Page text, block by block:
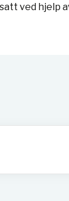
ved hjelp